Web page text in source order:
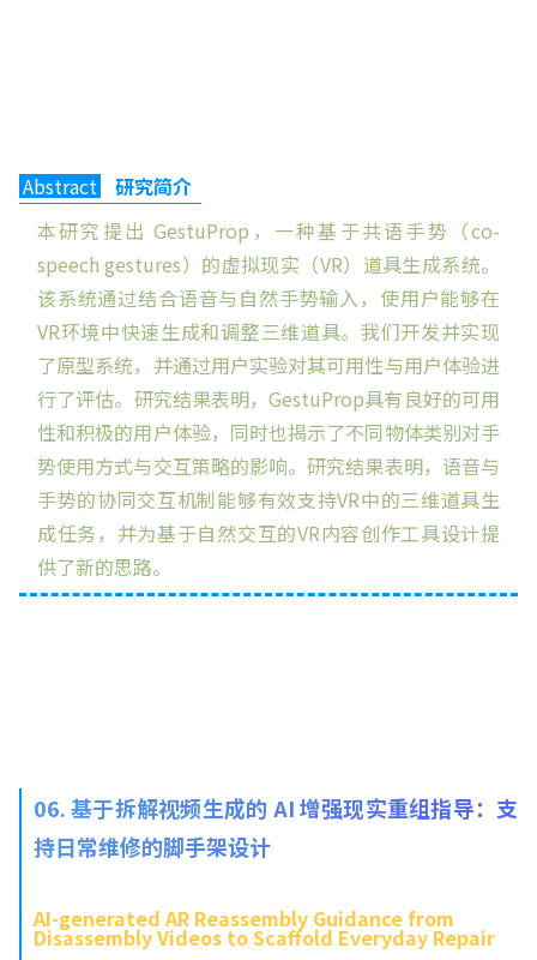
Abstract
研究简介
本研究提出 GestuProp，一种基于共语手势（co-
speech gestures）的虚拟现实（VR）道具生成系统。
该系统通过结合语音与自然手势输入，使用户能够在
VR环境中快速生成和调整三维道具。我们开发并实现
了原型系统，并通过用户实验对其可用性与用户体验进
行了评估。研究结果表明，GestuProp具有良好的可用
性和积极的用户体验，同时也揭示了不同物体类别对手
势使用方式与交互策略的影响。研究结果表明，语音与
手势的协同交互机制能够有效支持VR中的三维道具生
成任务，并为基于自然交互的VR内容创作工具设计提
供了新的思路。
06. 基于拆解视频生成的 AI 增强现实重组指导：支
持日常维修的脚手架设计
AI-generated AR Reassembly Guidance from
Disassembly Videos to Scaffold Everyday Repair